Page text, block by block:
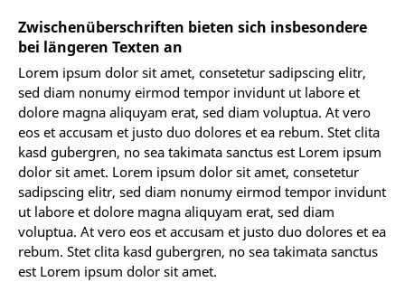
Zwischenüberschriften bieten sich insbesondere
bei längeren Texten an
Lorem ipsum dolor sit amet, consetetur sadipscing elitr,
sed diam nonumy eirmod tempor invidunt ut labore et
dolore magna aliquyam erat, sed diam voluptua. At vero
eos et accusam et justo duo dolores et ea rebum. Stet clita
kasd gubergren, no sea takimata sanctus est Lorem ipsum
dolor sit amet. Lorem ipsum dolor sit amet, consetetur
sadipscing elitr, sed diam nonumy eirmod tempor invidunt
ut labore et dolore magna aliquyam erat, sed diam
voluptua. At vero eos et accusam et justo duo dolores et ea
rebum. Stet clita kasd gubergren, no sea takimata sanctus
est Lorem ipsum dolor sit amet.